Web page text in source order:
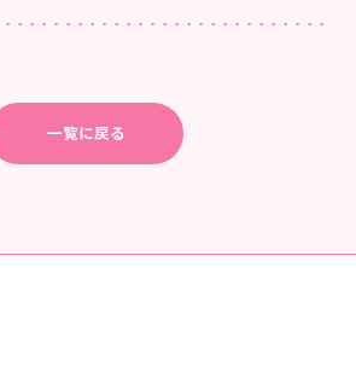
一覧に戻る